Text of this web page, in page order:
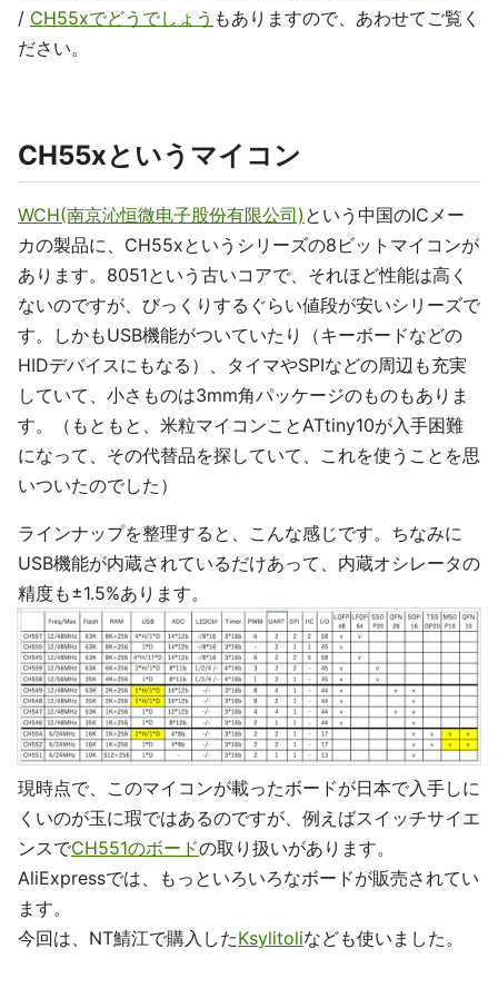
/ CH55xでどうでしょう もありますので、あわせてご覧く
ださい。
CH55xというマイコン
WCH(南京沁恒微电子股份有限公司) という中国のICメー
カの製品に、CH55xというシリーズの8ビットマイコンが
あります。8051という古いコアで、それほど性能は高く
ないのですが、びっくりするぐらい値段が安いシリーズで
す。しかもUSB機能がついていたり（キーボードなどの
HIDデバイスにもなる）、タイマやSPIなどの周辺も充実
していて、小さものは3mm角パッケージのものもありま
す。（もともと、米粒マイコンことATtiny10が入手困難
になって、その代替品を探していて、これを使うことを思
いついたのでした）
ラインナップを整理すると、こんな感じです。ちなみに
USB機能が内蔵されているだけあって、内蔵オシレータの
精度も±1.5%あります。
現時点で、このマイコンが載ったボードが日本で入手しに
くいのが玉に瑕ではあるのですが、例えばスイッチサイエ
ンスでCH551のボードの取り扱いがあります。
AliExpressでは、もっといろいろなボードが販売されてい
ます。
今回は、NT鯖江で購入したKsylitoliなども使いました。